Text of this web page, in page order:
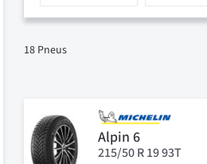
18 Pneus
Alpin 6
215/50 R 19 93T